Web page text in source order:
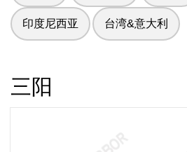
印度尼西亚 台湾&意大利
三阳